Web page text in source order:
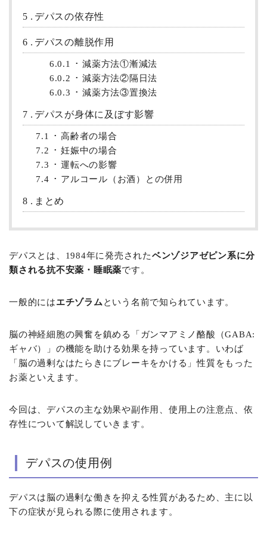
5 デパスの依存性
6 デパスの離脱作用
6.0.1
減薬方法①漸減法
6.0.2
減薬方法②隔日法
6.0.3
減薬方法③置換法
7 デパスが身体に及ぼす影響
7.1
高齢者の場合
7.2
妊娠中の場合
7.3
運転への影響
7.4
アルコール（お酒）との併用
8 まとめ
デパスとは、1984年に発売されたベンゾジアゼピン系に分
類される抗不安薬・睡眠薬です。
一般的にはエチゾラム という名前で知られています。
脳の神経細胞の興奮を鎮める「ガンマアミノ酪酸（GABA:
ギャバ）」の機能を助ける効果を持っています。いわば
「脳の過剰なはたらきにブレーキをかける」性質をもった
お薬といえます。
今回は、デパスの主な効果や副作用、使用上の注意点、依
存性について解説していきます。
デパスの使用例
デパスは脳の過剰な働きを抑える性質があるため、主に以
下の症状が見られる際に使用されます。